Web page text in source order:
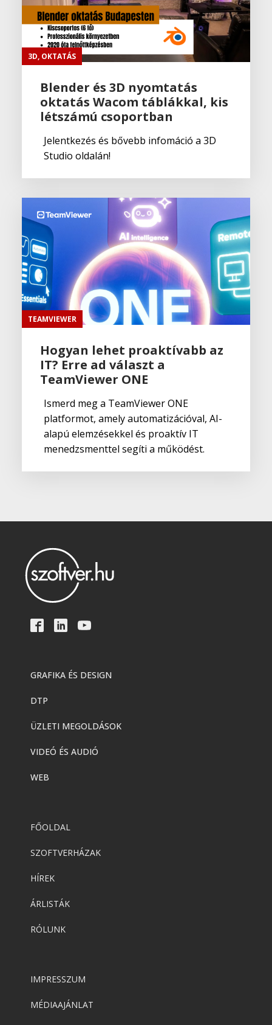
3D, OKTATÁS
Blender és 3D nyomtatás
oktatás Wacom táblákkal, kis
létszámú csoportban
Jelentkezés és bővebb infomáció a 3D
Studio oldalán!
TEAMVIEWER
Hogyan lehet proaktívabb az
IT? Erre ad választ a
TeamViewer ONE
Ismerd meg a TeamViewer ONE
platformot, amely automatizációval, AI-
alapú elemzésekkel és proaktív IT
menedzsmenttel segíti a működést.
GRAFIKA ÉS DESIGN
DTP
ÜZLETI MEGOLDÁSOK
VIDEÓ ÉS AUDIÓ
WEB
FŐOLDAL
SZOFTVERHÁZAK
HÍREK
ÁRLISTÁK
RÓLUNK
IMPRESSZUM
MÉDIAAJÁNLAT